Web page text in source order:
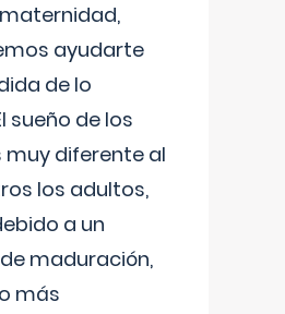
ayudarte
de lo
sueño de los
muy diferente al
los adultos,
a un
maduración,
más